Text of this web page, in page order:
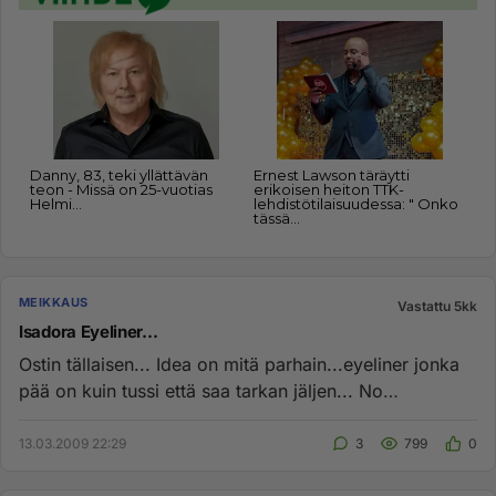
MEIKKAUS Vastattu 5kk
Isadora Eyeliner...
Ostin tällaisen... Idea on mitä parhain...eyeliner jonka
pää on kuin tussi että saa tarkan jäljen... No
13.03.2009 22:29 3 799 0